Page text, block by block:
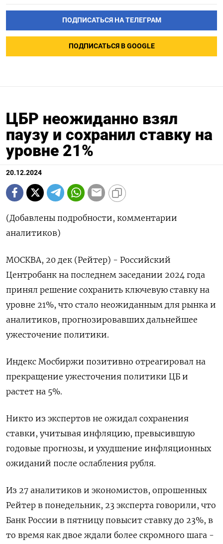
ПОДПИСАТЬСЯ НА ТЕЛЕГРАМ
ПОДПИСАТЬСЯ В GOOGLE
ЦБР неожиданно взял
паузу и сохранил ставку на
уровне 21%
20.12.2024
(Добавлены подробности, комментарии
аналитиков)
МОСКВА, 20 дек (Рейтер) - Российский
Центробанк на последнем заседании 2024 года
принял решение сохранить ключевую ставку на
уровне 21%, что стало неожиданным для рынка и
аналитиков, прогнозировавших дальнейшее
ужесточение политики.
Индекс Мосбиржи позитивно отреагировал на
прекращение ужесточения политики ЦБ и
растет на 5%.
Никто из экспертов не ожидал сохранения
ставки, учитывая инфляцию, превысившую
годовые прогнозы, и ухудшение инфляционных
ожиданий после ослабления рубля.
Из 27 аналитиков и экономистов, опрошенных
Рейтер в понедельник, 23 эксперта говорили, что
Банк России в пятницу повысит ставку до 23%, в
то время как двое ждали более скромного шага -